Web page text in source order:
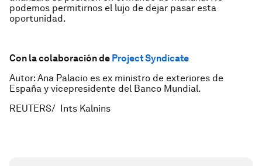
podemos permitirnos el lujo de dejar pasar esta
oportunidad.
Con la colaboración de Project Syndicate
Autor: Ana Palacio es ex ministro de exteriores de
España y vicepresidente del Banco Mundial.
REUTERS/ Ints Kalnins